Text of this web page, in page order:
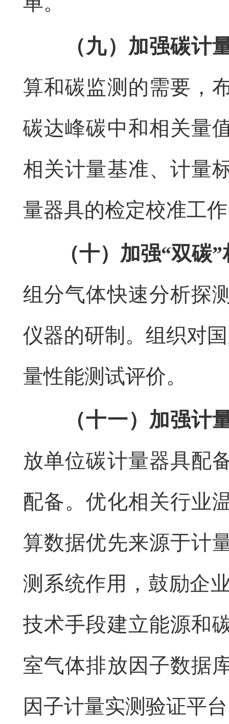
（九）加强碳计
算和碳监测的需要，
碳达峰碳中和相关量
相关计量基准、计量
量器具的检定校准工
（十）加强“双碳
组分气体快速分析探
仪器的研制。组织对
量性能测试评价。
（十一）加强计
放单位碳计量器具配
配备。优化相关行业
算数据优先来源于计
测系统作用，鼓励企
技术手段建立能源和
室气体排放因子数据
因子计量实测验证平